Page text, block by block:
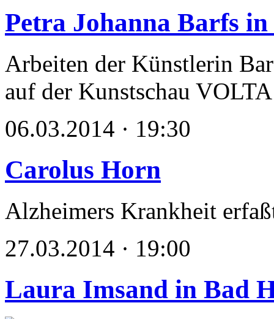
Petra Johanna Barfs
Arbeiten der Künstlerin
auf der Kunstschau
06.03.2014 · 19:30
Carolus Horn
Alzheimers Krankheit
27.03.2014 · 19:00
Laura Imsand in Bad